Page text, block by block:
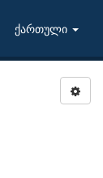
ქართული